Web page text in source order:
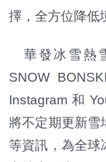
擇，全方位降低
華發冰雪熱
SNOW
Instagram 和
將不定期更新雪
等資訊，為全球